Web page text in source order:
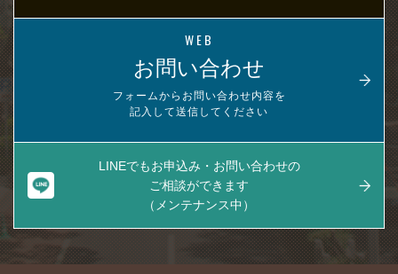
WEB
お問い合わせ
フォームからお問い合わせ内容を
記入して送信してください
LINEでもお申込み・お問い合わせの
ご相談ができます
（メンテナンス中）